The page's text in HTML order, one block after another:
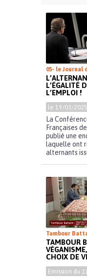
05- le Journal
L’ÉGALITÉ
L’EMPLOI !
le 19/03/2025
La
Françaises
publié une
laquelle ont
alternants
Tambour
TAMBOUR
CHOIX DE
Emission du